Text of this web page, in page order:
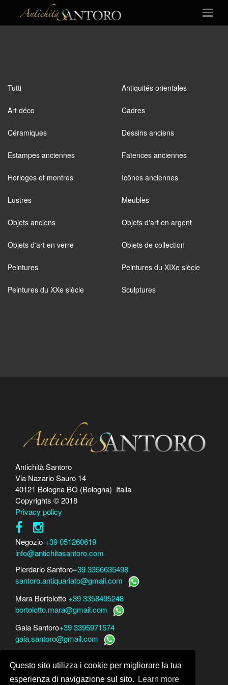
Questo sito utilizza i cookie per migliorare la tua
esperienza di navigazione sul sito.
Learn more
Tutti Antiquités orientales
Art déco Cadres
Céramiques Dessins anciens
Estampes anciennes Faïences anciennes
Horloges et montres Icônes anciennes
Lustres Meubles
Objets anciens Objets d'art en argent
Objets d'art en verre Objets de collection
Peintures Peintures du XIXe siècle
Peintures du XXe siècle Sculptures
Antichità Santoro
Via Nazario Sauro 14
40121 Bologna BO (Bologna) Italia
Copyrights © 2018
Privacy policy
Negozio +39 051260619
info@antichitasantoro.com
Pierdario Santoro+39 3356635498
santoro.antiquariato@gmail.com
Mara Bortolotto +39 3358495248
bortolotto.mara@gmail.com
Gaia Santoro+39 3395971574
gaia.santoro@gmail.com
Mara Bortolottowww.perito-arte-antiquariato.it
Dario Santorowww.peritoarte.info